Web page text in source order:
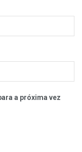
a próxima vez